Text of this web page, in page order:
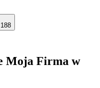
Moja Firma w